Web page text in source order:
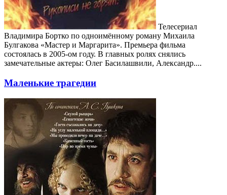
Телесериал
Владимира Бортко по одноимённому роману Михаила
Булгакова «Мастер и Маргарита». Премьера фильма
состоялась в 2005-ом году. В главных ролях снялись
замечательные актеры: Олег Басилашвили, Александр....
Маленькие трагедии